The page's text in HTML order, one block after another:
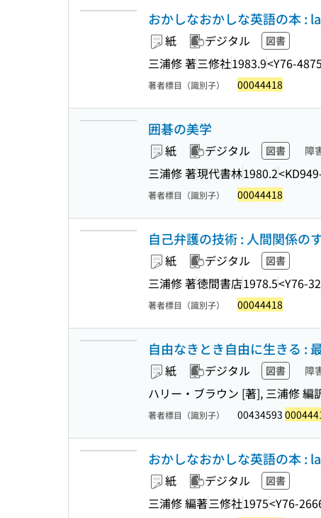
おかしなおかしな英語の本 :
紙 デジタル 図書
三浦修 著三修社1983.9<Y76-
著者標目（識別子） 00044418
囲碁の美学
紙 デジタル 図書 障
三浦修 著現代書林1980.2
著者標目（識別子） 00044418
自己弁護の技術 : 人間関係の
紙 デジタル 図書
三浦修 著徳間書店1978.5<Y76-
著者標目（識別子） 00044418
自由なきとき自由に生きる :
紙 デジタル 図書 障
ハリー・ブラウン [著], 三浦修 編
著者標目（識別子） 00434593
おかしなおかしな英語の本 :
紙 デジタル 図書
三浦修 編著三修社1975<Y76-